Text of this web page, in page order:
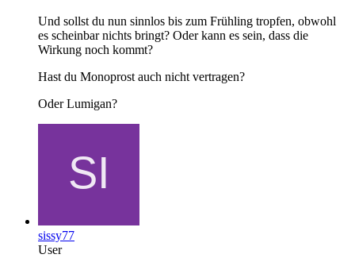
Und sollst du nun sinnlos bis zum Frühling tropfen, obwohl
es scheinbar nichts bringt? Oder kann es sein, dass die
Wirkung noch kommt?
Hast du Monoprost auch nicht vertragen?
Oder Lumigan?
sissy77
User